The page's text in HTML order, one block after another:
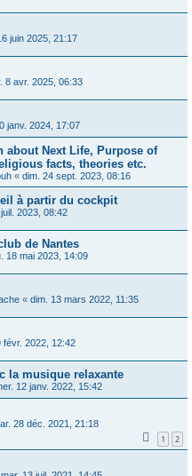
juin 2025, 21:17
8 avr. 2025, 06:33
janv. 2024, 17:07
about Next Life, Purpose of
facts, theories etc.
« dim. 24 sept. 2023, 08:16
à partir du cockpit
2023, 08:42
de Nantes
18 mai 2023, 14:09
« dim. 13 mars 2022, 11:35
févr. 2022, 12:42
la musique relaxante
12 janv. 2022, 15:42
28 déc. 2021, 21:18
1 2